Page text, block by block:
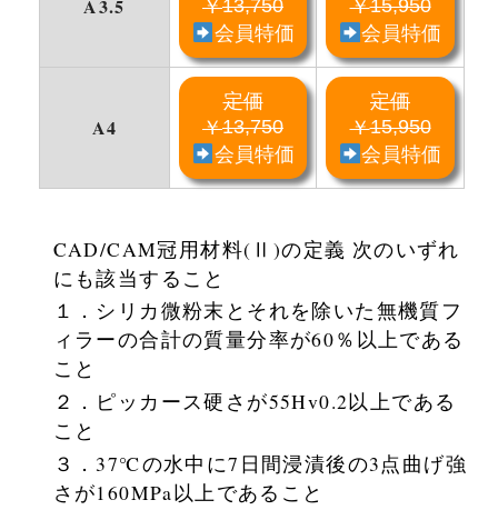
A3.5
￥13,750
会員特価
￥15,950
会員特価
A4
定価
￥13,750
会員特価
定価
￥15,950
会員特価
CAD/CAM冠用材料(Ⅱ)の定義 次のいずれ
にも該当すること
１．シリカ微粉末とそれを除いた無機質フ
ィラーの合計の質量分率が60％以上である
こと
２．ピッカース硬さが55Hv0.2以上である
こと
３．37℃の水中に7日間浸漬後の3点曲げ強
さが160MPa以上であること